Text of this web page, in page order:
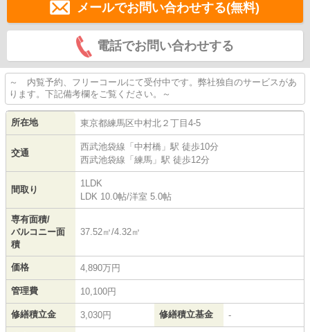
メールでお問い合わせする(無料)
電話でお問い合わせする
～ 内覧予約、フリーコールにて受付中です。弊社独自のサービスがあ
ります。下記備考欄をご覧ください。～
所在地 東京都練馬区中村北 ２丁目4-5
交通
西武池袋線 「 中村橋 」駅 徒歩10分
西武池袋線 「 練馬 」駅 徒歩12分
間取り
1LDK
LDK 10.0帖/洋室 5.0帖
専有面積/
バルコニー面
積
37.52㎡/4.32㎡
価格 4,890万円
管理費 10,100円
修繕積立金 3,030円 修繕積立基金 -